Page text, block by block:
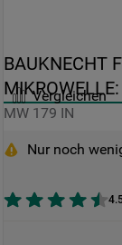
Vergleichen
BAUKNECHT
MW 179 IN
MW 179 IN
Nur noch